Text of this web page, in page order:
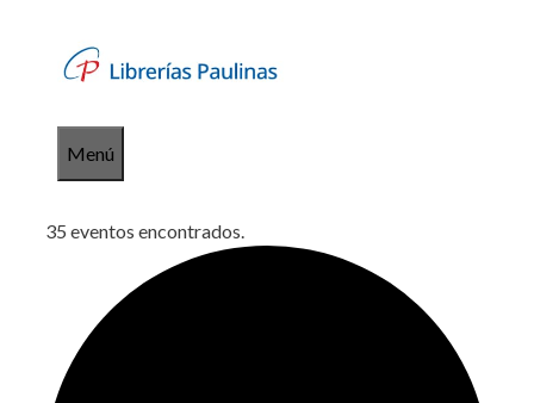
contenido
Menú
35 eventos encontrados.